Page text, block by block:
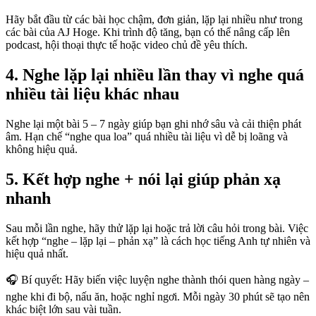
Hãy bắt đầu từ các bài học chậm, đơn giản, lặp lại nhiều như trong
các bài của AJ Hoge. Khi trình độ tăng, bạn có thể nâng cấp lên
podcast, hội thoại thực tế hoặc video chủ đề yêu thích.
4. Nghe lặp lại nhiều lần thay vì nghe quá
nhiều tài liệu khác nhau
Nghe lại một bài 5 – 7 ngày giúp bạn ghi nhớ sâu và cải thiện phát
âm. Hạn chế “nghe qua loa” quá nhiều tài liệu vì dễ bị loãng và
không hiệu quả.
5. Kết hợp nghe + nói lại giúp phản xạ
nhanh
Sau mỗi lần nghe, hãy thử lặp lại hoặc trả lời câu hỏi trong bài. Việc
kết hợp “nghe – lặp lại – phản xạ” là cách học tiếng Anh tự nhiên và
hiệu quả nhất.
🎧 Bí quyết: Hãy biến việc luyện nghe thành thói quen hàng ngày –
nghe khi đi bộ, nấu ăn, hoặc nghỉ ngơi. Mỗi ngày 30 phút sẽ tạo nên
khác biệt lớn sau vài tuần.